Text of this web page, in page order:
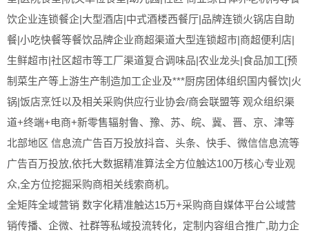
饮企业连锁餐企|大型酒店|中式酒楼西餐厅|品牌连锁火锅店自助
餐|小吃快餐等餐饮品牌企业商超渠道大型连锁超市|商超便利店|
生鲜超市|社区超市等工厂渠道复合调味品|农业龙头|食品加工[预
制菜生产等上游生产制造加工企业及***厨房团体组织国内餐饮|火
锅|饭店烹饪以及相关采购供应行业协会/商会联盟等 观众组织渠
道+终端+电商+新零售辐射鲁、豫、苏、皖、冀、晋、京、津等
北部地区 信息流广告百万投放抖音、头条、快手、微信信息流等
广告百万投放,依托大数据精准算法全方位触达100万核心专业观
众,全方位挖掘采购商相关线索商机。
全矩阵全域营销 数字化精准触达15万+采购商自媒体平台公域营
销传播、企微、社群等私域投流转化，定制内容组合推广,助力企